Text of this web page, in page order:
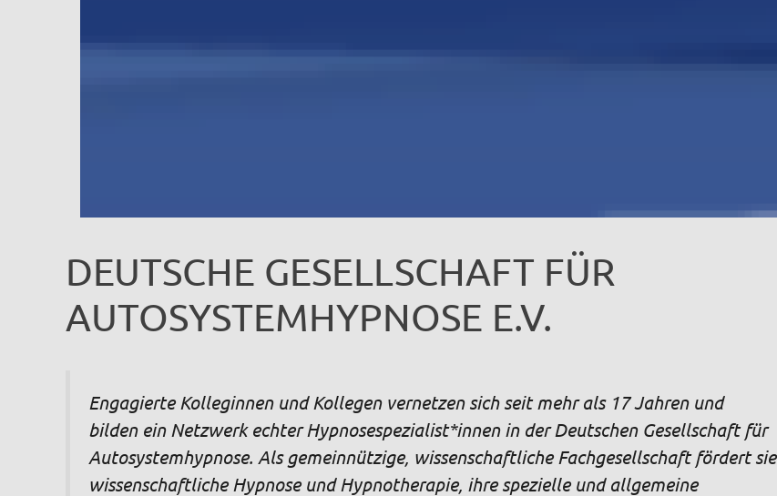
DEUTSCHE GESELLSCHAFT FÜR
AUTOSYSTEMHYPNOSE E.V.
Engagierte Kolleginnen und Kollegen vernetzen sich seit mehr als 17 Jahren und
bilden ein Netzwerk echter Hypnosespezialist*innen in der Deutschen Gesellschaft für
Autosystemhypnose. Als gemeinnützige, wissenschaftliche Fachgesellschaft fördert sie
wissenschaftliche Hypnose und Hypnotherapie, ihre spezielle und allgemeine